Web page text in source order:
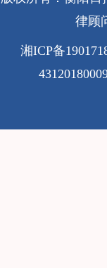
律顾
湘ICP备